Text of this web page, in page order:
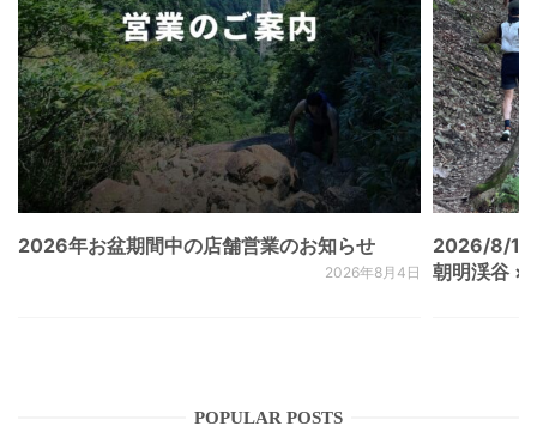
2026年お盆期間中の店舗営業のお知らせ
2026年8月4日
2026/8/
朝明渓谷 ×
POPULAR POSTS